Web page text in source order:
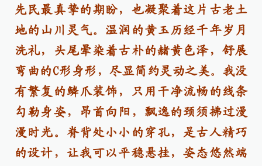
先民最真挚的期盼，也凝聚着这片古老土
地的山川灵气。温润的黄玉历经千年岁月
洗礼，头尾晕染着古朴的赭黄色泽，舒展
弯曲的C形身形，尽显简约灵动之美。我没
有繁复的鳞爪装饰，只用干净流畅的线条
勾勒身姿，昂首向阳，飘逸的颈须拂过漫
漫时光。脊背处小小的穿孔，是古人精巧
的设计，让我可以平稳悬挂，姿态悠然端